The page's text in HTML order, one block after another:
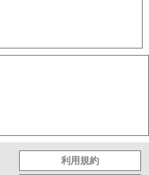
利用規約